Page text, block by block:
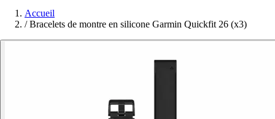
Accueil
/ Bracelets de montre en silicone Garmin Quickfit 26 (x3)